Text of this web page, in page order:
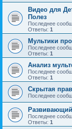
Видео для
Полез
Последнее
Ответы: 1
Мультики
Последнее
Ответы: 1
Анализ
Последнее
Ответы: 1
Скрытая
Последнее
Последнее
Ответы: 1